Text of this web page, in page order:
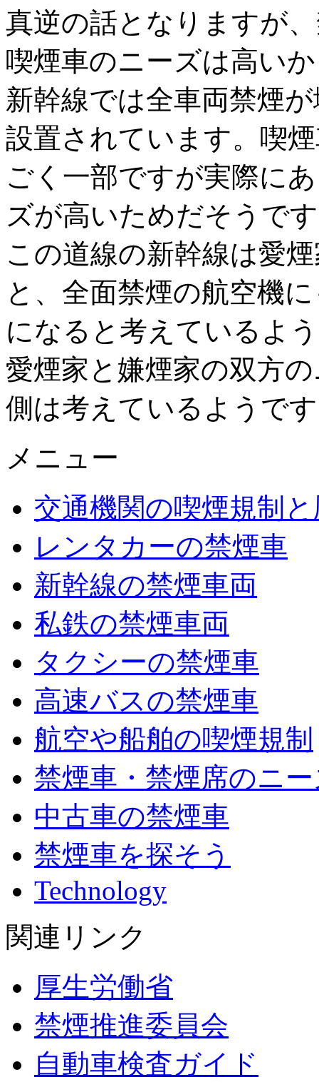
真逆の話となりますが
喫煙車のニーズは高い
新幹線では全車両禁煙
設置されています。喫
ごく一部ですが実際に
ズが高いためだそうで
この道線の新幹線は愛
と、全面禁煙の航空機
になると考えているよ
愛煙家と嫌煙家の双方
側は考えているようで
メニュー
交通機関の喫煙規制
レンタカーの禁煙車
新幹線の禁煙車両
私鉄の禁煙車両
タクシーの禁煙車
高速バスの禁煙車
航空や船舶の喫煙規制
禁煙車・禁煙席のニ
中古車の禁煙車
禁煙車を探そう
Technology
関連リンク
厚生労働省
禁煙推進委員会
自動車検査ガイド